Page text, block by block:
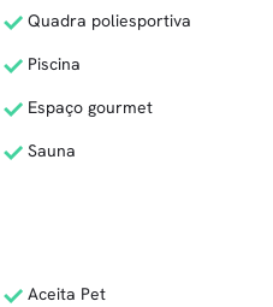
Quadra poliesportiva
Piscina
Espaço gourmet
Sauna
Aceita Pet